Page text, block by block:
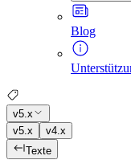
Blog
v5.x
v5.x
v4.x
Texte